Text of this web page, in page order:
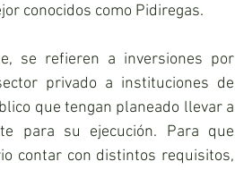
conocidos como Pidiregas.
se refieren a inversiones por
privado a instituciones de
que tengan planeado llevar a
para su ejecución. Para que
contar con distintos requisitos,